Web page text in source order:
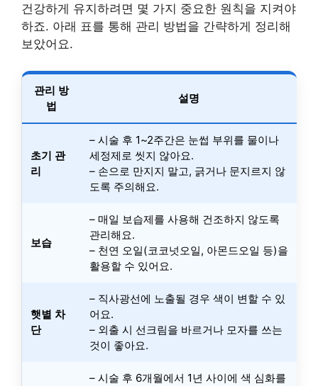
건강하게 유지하려면 몇 가지 중요한 원칙을 지켜야
하죠. 아래 표를 통해 관리 방법을 간략하게 정리해
보았어요.
관리 방
법
설명
초기 관
리
– 시술 후 1~2주간은 눈썹 부위를 물이나
세정제로 씻지 않아요.
– 손으로 만지지 말고, 긁거나 문지르지 않
도록 주의해요.
보습
– 매일 보습제를 사용해 건조하지 않도록
관리해요.
– 천연 오일(코코넛오일, 아몬드오일 등)을
활용할 수 있어요.
햇볕 차
단
– 직사광선에 노출될 경우 색이 변할 수 있
어요.
– 외출 시 선크림을 바르거나 모자를 쓰는
것이 좋아요.
– 시술 후 6개월에서 1년 사이에 색 심화를